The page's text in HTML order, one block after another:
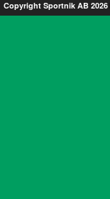
Copyright Sportnik AB 2026